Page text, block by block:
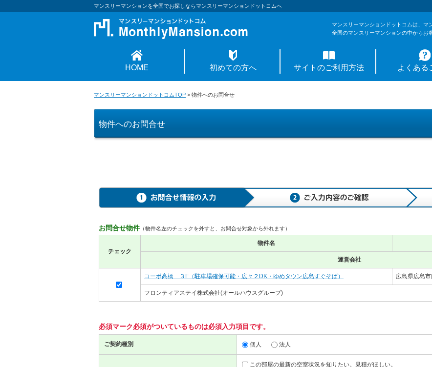
マンスリーマンションを全国でお探しならマンスリーマンションドットコムへ
マンスリーマンションドットコムは、マ
全国のマンスリーマンションの中からお
HOME 初めての方へ サイトのご利用方法 よくある
マンスリーマンションドットコムTOP > 物件へのお問合せ
物件へのお問合せ
お問合せ物件 （物件名左のチェックを外すと、お問合せ対象から外れます）
チェック
物件名
運営会社
コーポ高橋 ３F（駐車場確保可能・広々２DK・ゆめタウン広島すぐそば） 広島県広島
フロンティアステイ株式会社(オールハウスグループ)
必須マーク必須がついているものは必須入力項目です。
ご契約種別 個人 法人
この部屋の最新の空室状況を知りたい。見積がほしい。